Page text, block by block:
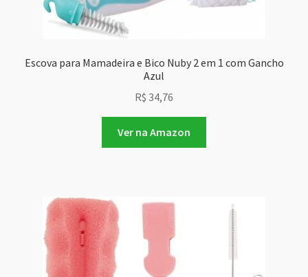
Escova para Mamadeira e Bico Nuby 2 em 1 com Gancho
Azul
R$ 34,76
Ver na Amazon